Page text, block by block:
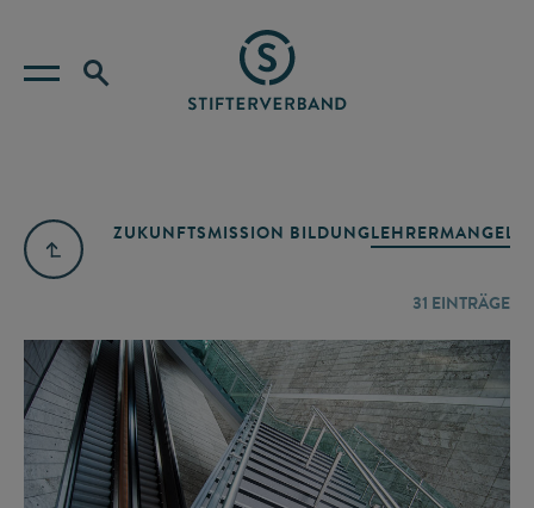
ZUKUNFTSMISSION BILDUNGLEHRERMANGEL
31 EINTRÄGE